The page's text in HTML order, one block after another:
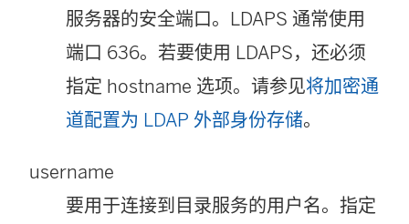
服务器的安全端口。LDAPS 通常使用
端口 636。若要使用 LDAPS，还必须
指定 hostname 选项。请参见将加密通
道配置为 LDAP 外部身份存储。
username
要用于连接到目录服务的用户名。指定